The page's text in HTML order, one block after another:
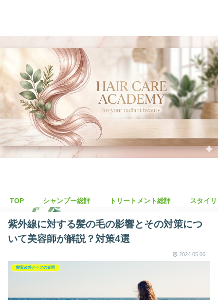
TOP シャンプー総評 トリートメント総評 スタイ
紫外線に対する髪の毛の影響とその対策につ
いて美容師が解説？対策4選
2024.05.06
髪質改善とヘアの疑問